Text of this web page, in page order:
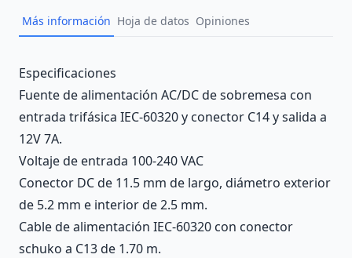
Más información Hoja de datos Opiniones
Description
Especificaciones
Fuente de alimentación AC/DC de sobremesa con
entrada trifásica IEC-60320 y conector C14 y salida a
12V 7A.
Voltaje de entrada 100-240 VAC
Conector DC de 11.5 mm de largo, diámetro exterior
de 5.2 mm e interior de 2.5 mm.
Cable de alimentación IEC-60320 con conector
schuko a C13 de 1.70 m.